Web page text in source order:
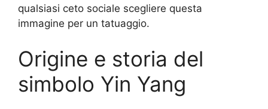
qualsiasi ceto sociale scegliere questa
immagine per un tatuaggio.
Origine e storia del
simbolo Yin Yang